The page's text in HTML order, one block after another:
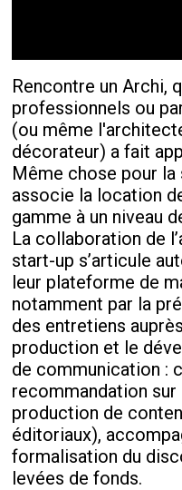
Rencontre un Archi,
professionnels ou
(ou même
décorateur) a fait
Même chose pour la
associe la location
gamme à un niveau
La collaboration de
start-up s’articule
leur plateforme de
notamment par la
des entretiens
production et le
de communication :
recommandation
production de
éditoriaux),
formalisation du
levées de fonds.